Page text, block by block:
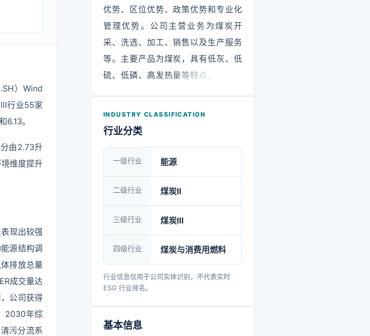
）Wind
Ⅲ行业55家
。
由2.73升
维度提升
现出较强
源结构调
排放总量
成交量达
公司获得
2030年综
污分流系
优势、区位优势、政策优势和专业化
管理优势。公司主营业务为煤炭开
采、洗选、加工、销售以及生产服务
等。主要产品为煤炭，具有低灰、低
硫、低磷、高发热量等特点，是优质
牌”等多个品牌，多次被陕西省评为“信
公司深入贯彻习近平新时代中国特色
社会主义思想，全面落实新发展理
念，紧盯国家能源安全发展战略，坚
持“创新、安全、高效、绿色、和谐”理
念，全面加快煤矿智能化建设进程，
国智能化示范煤矿成功通过国家验
收，建成全球首个10米大采高全国产
智能化综采工作面、全国首个智能化
无人综采工作面、全国首个450米超长
智能综采工作面、全国首个全矿井智
INDUSTRY CLASSIFICATION
行业分类
一级行业 能源
二级行业 煤炭Ⅱ
三级行业 煤炭Ⅲ
四级行业 煤炭与消费用燃料
行业信息仅用于公司实体识别，不代表实时
ESG 行业排名。
基本信息